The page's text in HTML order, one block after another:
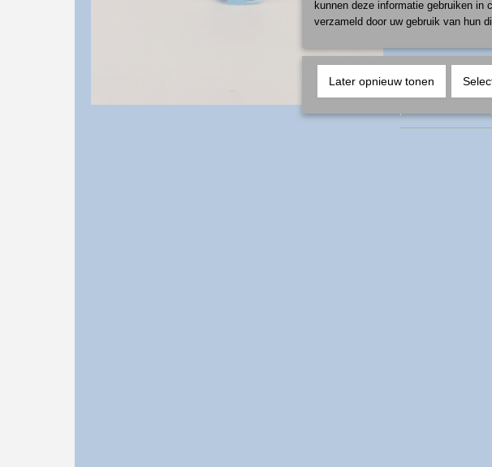
IN
kunnen deze informatie gebruiken in
verzameld door uw gebruik van hun
Later opnieuw tonen